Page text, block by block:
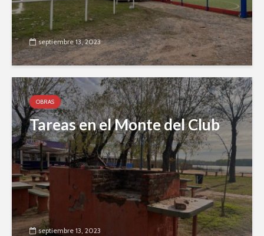
septiembre 13, 2023
OBRAS
Tareas en el Monte del Club
septiembre 13, 2023